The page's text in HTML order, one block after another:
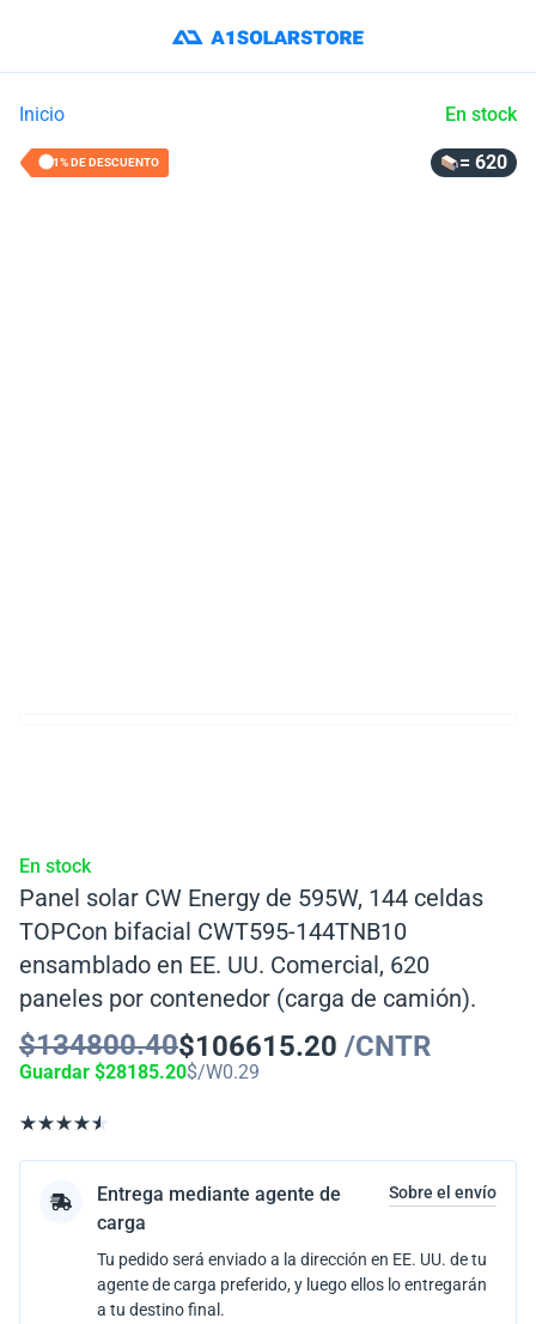
Inicio En stock
21% DE DESCUENTO = 620
En stock
Panel solar CW Energy de 595W, 144 celdas
TOPCon bifacial CWT595-144TNB10
ensamblado en EE. UU. Comercial, 620
paneles por contenedor (carga de camión).
$134800.40$106615.20 /CNTR
Guardar $28185.20$/W0.29
Entrega mediante agente de
carga
Sobre el envío
Tu pedido será enviado a la dirección en EE. UU. de tu
agente de carga preferido, y luego ellos lo entregarán
a tu destino final.